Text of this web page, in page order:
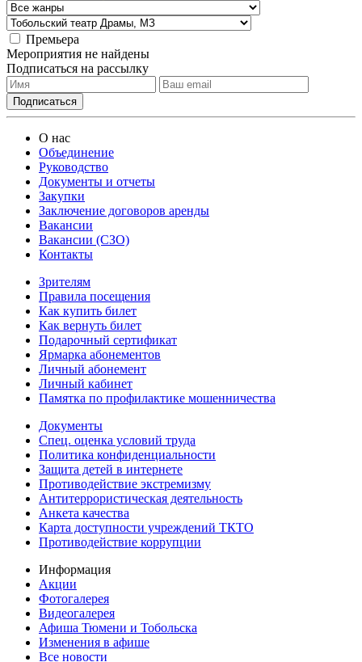
Премьера
Мероприятия не найдены
Подписаться на рассылку
О нас
Объединение
Руководство
Документы и отчеты
Закупки
Заключение договоров аренды
Вакансии
Вакансии (СЗО)
Контакты
Зрителям
Правила посещения
Как купить билет
Как вернуть билет
Подарочный сертификат
Ярмарка абонементов
Личный абонемент
Личный кабинет
Памятка по профилактике мошенничества
Документы
Спец. оценка условий труда
Политика конфиденциальности
Защита детей в интернете
Противодействие экстремизму
Антитеррористическая деятельность
Анкета качества
Карта доступности учреждений ТКТО
Противодействие коррупции
Информация
Акции
Фотогалерея
Видеогалерея
Афиша Тюмени и Тобольска
Изменения в афише
Все новости